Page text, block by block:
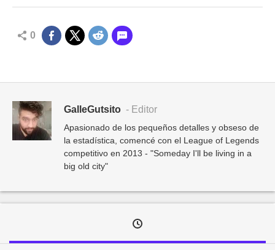
0
GalleGutsito - Editor
Apasionado de los pequeños detalles y obseso de
la estadística, comencé con el League of Legends
competitivo en 2013 - "Someday I'll be living in a
big old city"